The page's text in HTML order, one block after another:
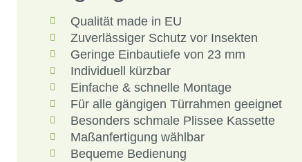
Qualität made in EU
Zuverlässiger Schutz vor Insekten
Geringe Einbautiefe von 23 mm
Individuell kürzbar
Einfache & schnelle Montage
Für alle gängigen Türrahmen geeignet
Besonders schmale Plissee Kassette
Maßanfertigung wählbar
Bequeme Bedienung